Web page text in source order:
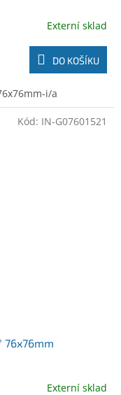
Externí sklad
DO KOŠÍKU
i/a
76x76mm
Externí sklad
Kód: IN-G07601521